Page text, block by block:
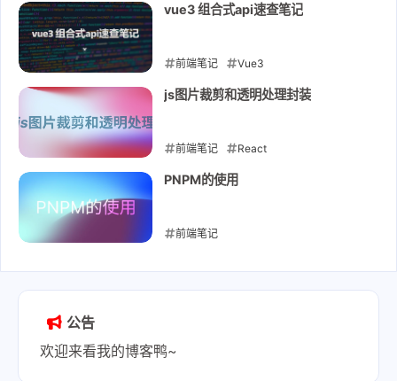
vue3 组合式api速查笔记
前端笔记 Vue3
2024-07-26
js图片裁剪和透明处理封装
前端笔记 React
2024-07-05
PNPM的使用
前端笔记
公告
欢迎来看我的博客鸭~